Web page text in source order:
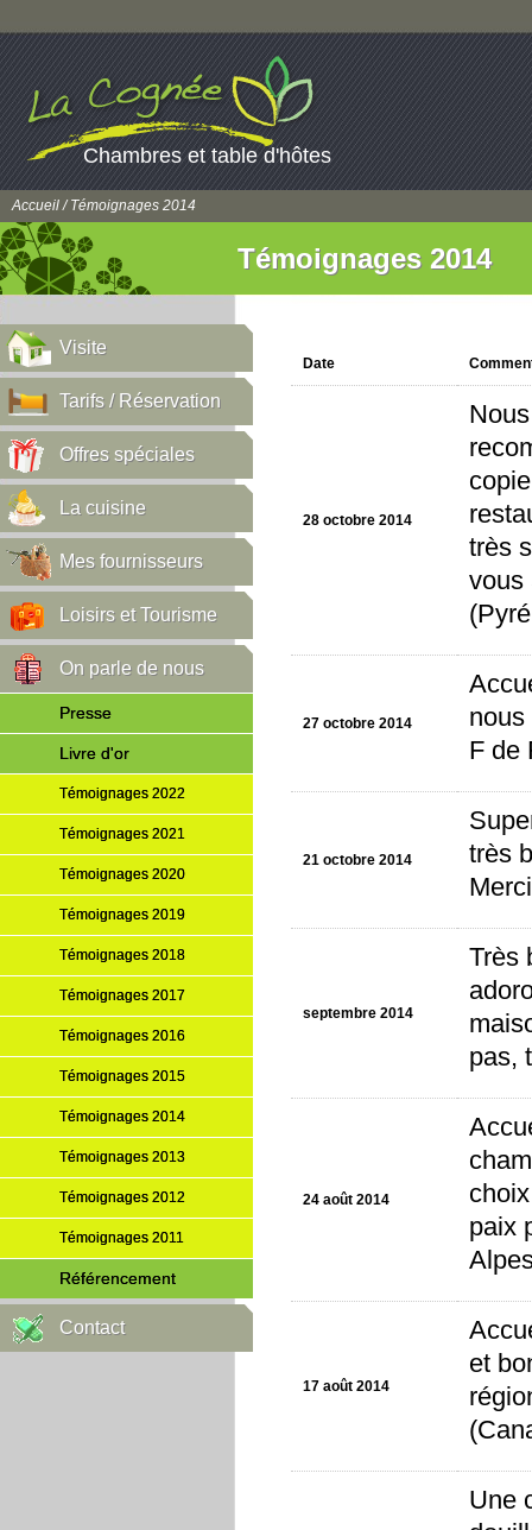
Chambres et table d'hôtes
Accueil/ Témoignages 2014
Témoignages 2014
Visite
Tarifs / Réservation
Offres spéciales
La cuisine
Mes fournisseurs
Loisirs et Tourisme
On parle de nous
Presse
Livre d'or
Témoignages 2022
Témoignages 2021
Témoignages 2020
Témoignages 2019
Témoignages 2018
Témoignages 2017
Témoignages 2016
Témoignages 2015
Témoignages 2014
Témoignages 2013
Témoignages 2012
Témoignages 2011
Référencement
Contact
Date
28 octobre 2014
très
vous
27 octobre 2014
nous
F de
21 octobre 2014
très
septembre 2014
Très
pas,
24 août 2014
paix
17 août 2014
et
Une